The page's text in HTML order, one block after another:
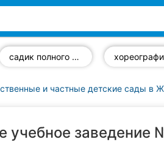
садик полного дня
и частные детские сады в
учебное заведение